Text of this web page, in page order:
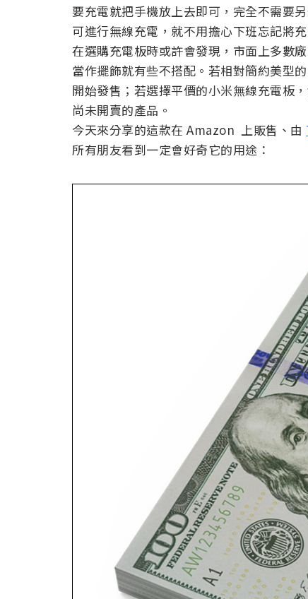
要充電就把手機放上去即可，完全不需要
可進行無線充電，就不用擔心下班忘記將
在選購充電板時或許會發現，市面上多數
當作擺飾就有些不搭配。若相對簡約美型
開始發售；若選擇平價的小米無線充電板
尚未開賣的產品。
今天來分享的這款在 Amazon 上販售、由
所有朋友看到一定會好奇它的用途：